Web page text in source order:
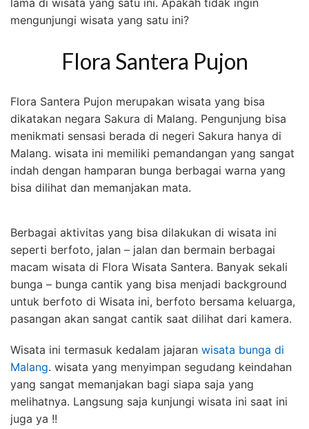
mengunjungi wisata yang satu ini?
Flora Santera Pujon
Flora Santera Pujon merupakan wisata yang bisa
dikatakan negara Sakura di Malang. Pengunjung bisa
menikmati sensasi berada di negeri Sakura hanya di
Malang. wisata ini memiliki pemandangan yang sangat
indah dengan hamparan bunga berbagai warna yang
bisa dilihat dan memanjakan mata.
Berbagai aktivitas yang bisa dilakukan di wisata ini
seperti berfoto, jalan – jalan dan bermain berbagai
macam wisata di Flora Wisata Santera. Banyak sekali
bunga – bunga cantik yang bisa menjadi background
untuk berfoto di Wisata ini, berfoto bersama keluarga,
pasangan akan sangat cantik saat dilihat dari kamera.
Wisata ini termasuk kedalam jajaran wisata bunga di
Malang. wisata yang menyimpan segudang keindahan
yang sangat memanjakan bagi siapa saja yang
melihatnya. Langsung saja kunjungi wisata ini saat ini
juga ya !!